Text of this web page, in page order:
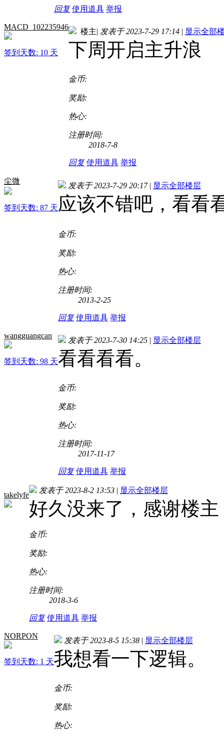
回复 使用道具 举报
MACD_102235946
签到天数: 10 天
楼主| 发表于 2023-7-29 17:14 | 显示全部
下周开启主升浪
金币:
奖励:
热心:
注册时间:
2018-7-8
回复 使用道具 举报
尘微
签到天数: 87 天
发表于 2023-7-29 20:17 | 显示全部楼层
应该不错吧，看看
金币:
奖励:
热心:
注册时间:
2013-2-25
回复 使用道具 举报
wangguangcan
签到天数: 98 天
发表于 2023-7-30 14:25 | 显示全部楼层
看看看看。
金币:
奖励:
热心:
注册时间:
2017-11-17
回复 使用道具 举报
takelyfe
发表于 2023-8-2 13:53 | 显示全部楼层
好久没来了，感谢楼主
金币:
奖励:
热心:
注册时间:
2018-3-6
回复 使用道具 举报
NORPON
签到天数: 1 天
发表于 2023-8-5 15:38 | 显示全部楼层
我想看一下逻辑。
金币:
奖励:
热心: